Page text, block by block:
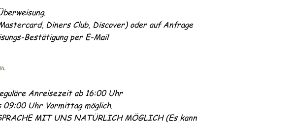
, Diners Club, Discover) oder auf Anfrage
Bestätigung per E-Mail
Anreisezeit ab 16:00 Uhr
Uhr Vormittag möglich.
MIT UNS NATÜRLICH MÖGLICH (Es kann